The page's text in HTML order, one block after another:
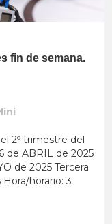
fin de semana.
2º trimestre del
de ABRIL de 2025
de 2025 Tercera
horario: 3